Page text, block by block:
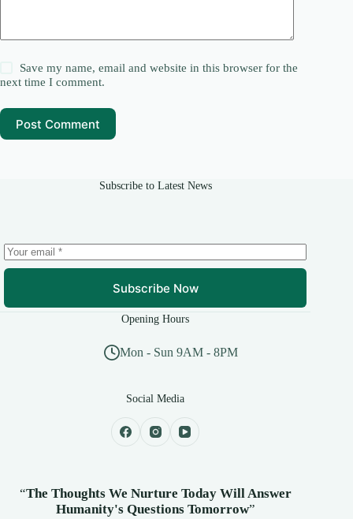
Save my name, email and website in this browser for the
next time I comment.
Post Comment
Subscribe to Latest News
Subscribe Now
Opening Hours
Mon - Sun 9AM - 8PM
Social Media
“The Thoughts We Nurture Today Will Answer
Humanity's Questions Tomorrow”